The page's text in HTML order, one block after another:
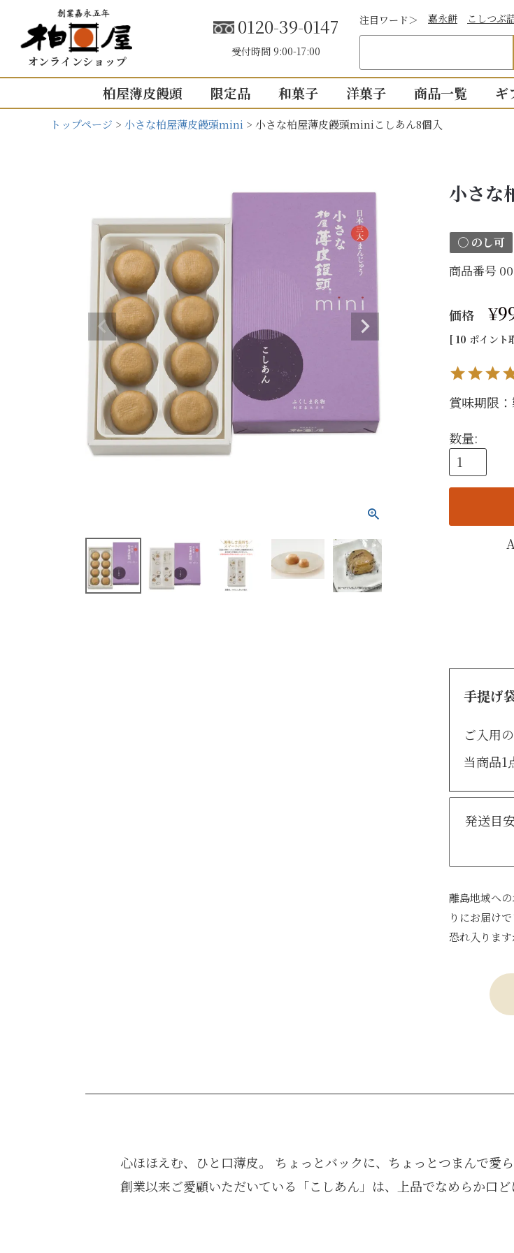
オンラインショップ
0120-39-0147
受付時間 9:00-17:00
注目ワード＞ 嘉永餅 こしつぶ
柏屋薄皮饅頭
こしあん
5個入り
8個入り
10個入り
16個入り
mini せいろ薄皮
つぶあん
5個入り
10個入り
mini せいろ薄皮 【かす
限定品 和菓子 洋菓子 商品一覧
わかりやすい説
全商品一覧
ギ
内祝い（お返し）
結婚式引き出物
出産内祝い
快気祝い
入園・入学のお祝返し
その他の内祝い・お返し
お祝い
出産祝い
その他のお祝い
トップページ 小さな柏屋薄皮饅頭mini 小さな柏屋薄皮饅頭miniこしあん8個入
小さな
〇 のし可
商品番号
価格 ¥
[ 10 ポイント
賞味期限
手提げ
ご入用
当商品1
発送目
離島地域へ
りにお届け
恐れ入りま
心ほほえむ、ひと口薄皮。 ちょっとバックに、ちょっとつまんで愛
創業以来ご愛顧いただいている「こしあん」は、上品でなめらか口ど